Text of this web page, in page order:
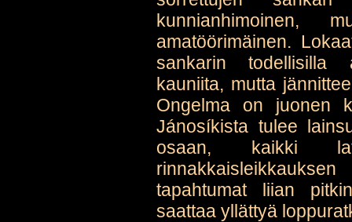
kunnianhimoinen,
amatöörimäinen.
sankarin todellisilla
kauniita, mutta
Ongelma on juonen
Jánosíkista tulee
osaan, kaikki
tapahtumat liian
saattaa yllättyä